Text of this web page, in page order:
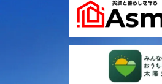
入した商品，閲覧したページや広告の
ド，利用日時，利用方法，利用環境（
合の当該端末の通信状態，利用に際し
報などの履歴情報および特性情報を，
ービスを利用しまたはページを閲覧す